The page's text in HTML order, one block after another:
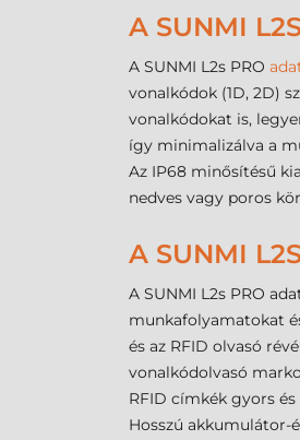
A SUNMI
A SUNMI L2s PRO
vonalkódok (1D, 2D)
vonalkódokat is,
így minimalizálva a
Az IP68 minősítésű
nedves vagy poros
A SUNMI
A SUNMI L2s PRO
munkafolyamatokat
és az RFID olvasó
vonalkódolvasó
RFID címkék gyors
Hosszú akkumulátor-